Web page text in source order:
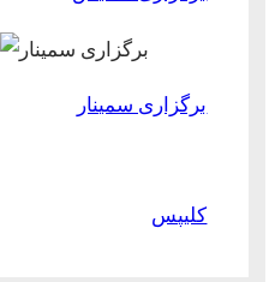
برگزاری سمینار
کلیپس